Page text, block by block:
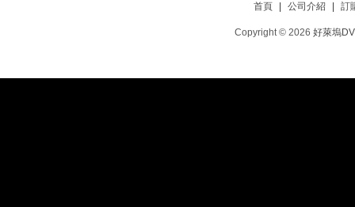
首頁 公司介紹 訂
Copyright © 2026 好萊塢